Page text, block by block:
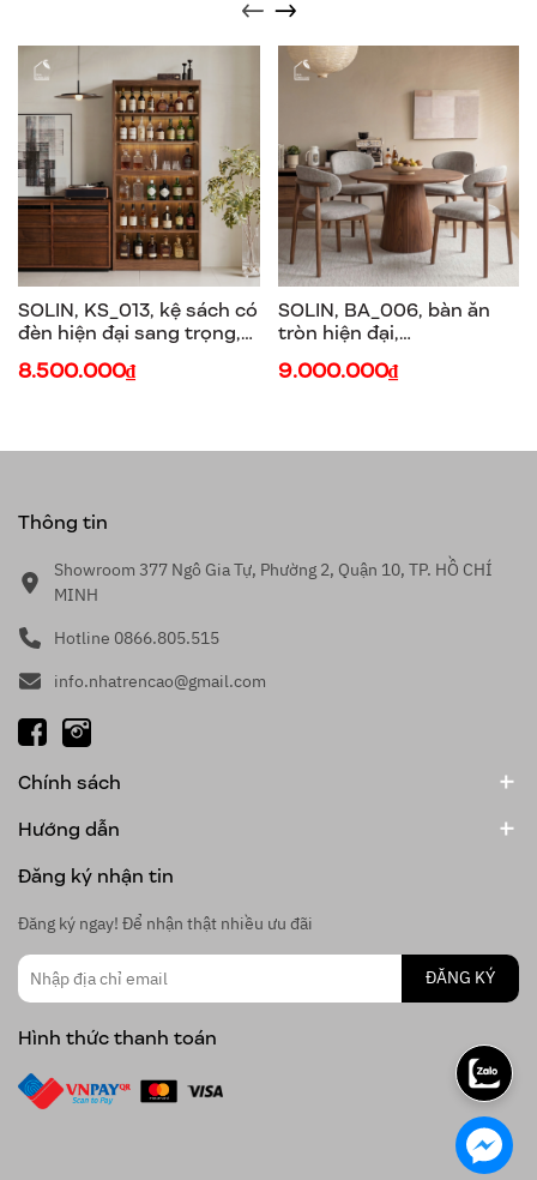
SOLIN, KS_013, kệ sách có
đèn hiện đại sang trọng,
phủ veneer, Nội thất Nhà
8.500.000₫
SOLIN, BA_006, bàn ăn
tròn hiện đại,
phủ veneer, Nội thất Nhà
9.000.000₫
Thông tin
Showroom 377 Ngô Gia Tự, Phường 2, Quận 10, TP. HỒ CHÍ
MINH
Hotline 0866.805.515
info.nhatrencao@gmail.com
Chính sách
Hướng dẫn
Đăng ký nhận tin
Đăng ký ngay! Để nhận thật nhiều ưu đãi
ĐĂNG KÝ
Hình thức thanh toán